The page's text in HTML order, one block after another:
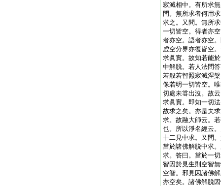
寂滅相中。有所求
問。無所求者何用
求之。又問。無所
一切皆空。得者亦
者亦空。語者亦空
虚空分界亦復皆空
求眞實。故知若能
中解脱。若人法問
若般若智照寂滅涅
像若明一切皆空。
切處未甞出沒。故
求眞實。即知一切
故求之矣。亦是夫
求。故融大師云。
也。所以淨名經云
十二見中求。又問
當於諸佛解脱中求
求。答曰。當於一
智因於見生則空智
空智。邪見因諸佛
亦空矣。諸佛解脱